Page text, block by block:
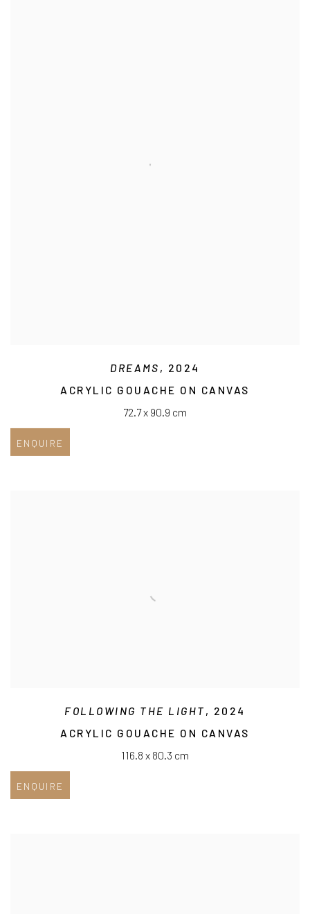
DREAMS , 2024
ACRYLIC GOUACHE ON CANVAS
72.7 x 90.9 cm
ENQUIRE
FOLLOWING THE LIGHT , 2024
ACRYLIC GOUACHE ON CANVAS
116.8 x 80.3 cm
ENQUIRE